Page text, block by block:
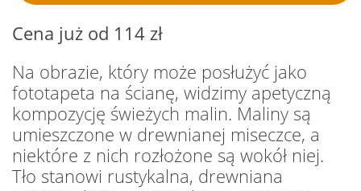
Cena już od 114 zł
Na obrazie, który może posłużyć jako
fototapeta na ścianę, widzimy apetyczną
kompozycję świeżych malin. Maliny są
umieszczone w drewnianej miseczce, a
niektóre z nich rozłożone są wokół niej.
Tło stanowi rustykalna, drewniana